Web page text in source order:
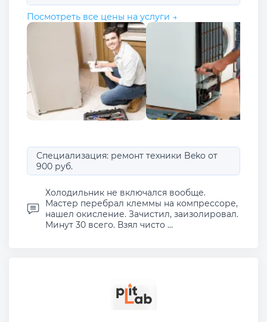
Посмотреть все цены на услуги →
Специализация: ремонт техники Beko от
900 руб.
Холодильник не включался вообще.
Мастер перебрал клеммы на компрессоре,
нашел окисление. Зачистил, заизолировал.
Минут 30 всего. Взял чисто ...